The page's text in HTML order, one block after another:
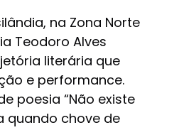
na Zona Norte
Teodoro Alves
literária que
e performance.
poesia “Não existe
quando chove de